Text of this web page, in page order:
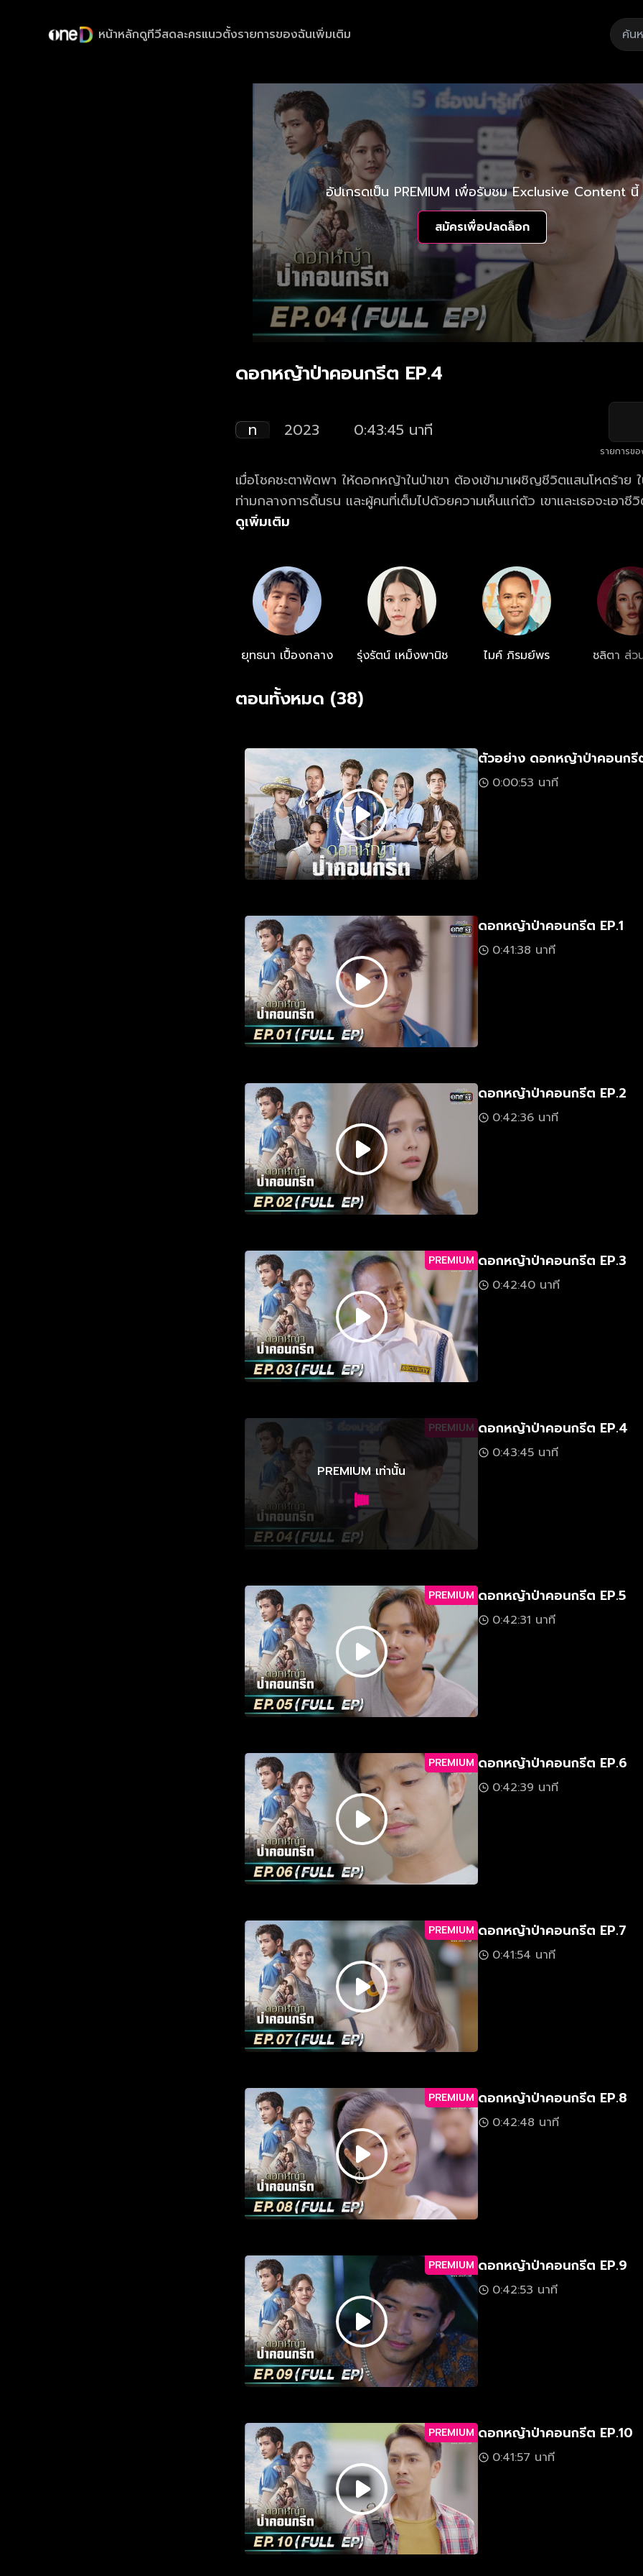
หน้าหลักดูทีวีสดละครแนวตั้งรายการของฉันเพิ่มเติม
อัปเกรดเป็น PREMIUM เพื่อรับชม Exclusive Content นี้
สมัครเพื่อปลดล็อก
ดอกหญ้าป่าคอนกรีต EP.4
ท 2023 0:43:45 นาที
รายการข
เมื่อโชคชะตาพัดพา ให้ดอกหญ้าในป่าเขา ต้องเข้ามาเผชิญชีวิตแสนโหดร้าย
ท่ามกลางการดิ้นรน และผู้คนที่เต็มไปด้วยความเห็นแก่ตัว เขาและเธอจะเอา
ได้อย่างไร
ดูเพิ่มเติม
ยุทธนา เปื้องกลาง รุ่งรัตน์ เหม็งพานิช ไมค์ ภิรมย์พร ชลิตา ส่ว
ตอนทั้งหมด (38)
ตัวอย่าง ดอกหญ้าป่าคอนกรี
0:00:53 นาที
ดอกหญ้าป่าคอนกรีต EP.1
0:41:38 นาที
ดอกหญ้าป่าคอนกรีต EP.2
0:42:36 นาที
PREMIUM ดอกหญ้าป่าคอนกรีต EP.3
0:42:40 นาที
PREMIUM
PREMIUM เท่านั้น
ดอกหญ้าป่าคอนกรีต EP.4
0:43:45 นาที
PREMIUM ดอกหญ้าป่าคอนกรีต EP.5
0:42:31 นาที
PREMIUM ดอกหญ้าป่าคอนกรีต EP.6
0:42:39 นาที
PREMIUM ดอกหญ้าป่าคอนกรีต EP.7
0:41:54 นาที
PREMIUM ดอกหญ้าป่าคอนกรีต EP.8
0:42:48 นาที
PREMIUM ดอกหญ้าป่าคอนกรีต EP.9
0:42:53 นาที
PREMIUM ดอกหญ้าป่าคอนกรีต EP.10
0:41:57 นาที